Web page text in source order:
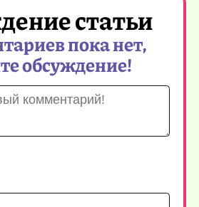
статьи
пока нет,
обсуждение!
Имя*